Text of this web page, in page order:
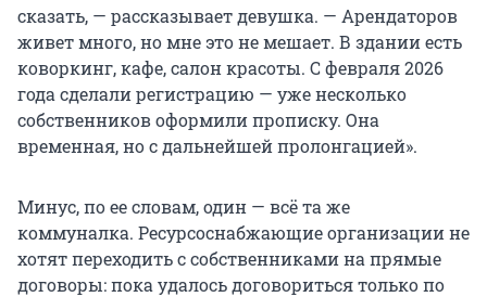
сказать, — рассказывает девушка. — Арендаторов
живет много, но мне это не мешает. В здании есть
коворкинг, кафе, салон красоты. С февраля 2026
года сделали регистрацию — уже несколько
собственников оформили прописку. Она
временная, но с дальнейшей пролонгацией».
Минус, по ее словам, один — всё та же
коммуналка. Ресурсоснабжающие организации не
хотят переходить с собственниками на прямые
договоры: пока удалось договориться только по